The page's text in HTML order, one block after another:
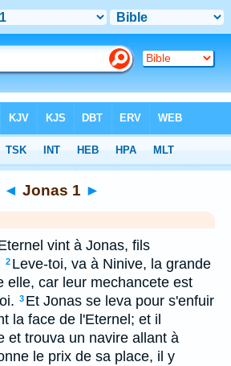
◄ Jonas 1 ►
vint à Jonas, fils
2 Leve-toi, va à Ninive, la grande
elle, car leur mechancete est
3 Et Jonas se leva pour s'enfuir
la face de l'Eternel; et il
et trouva un navire allant à
le prix de sa place, il y